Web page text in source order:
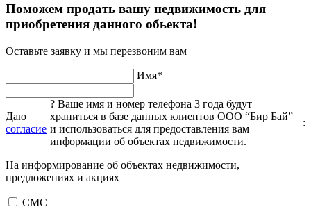
Поможем продать вашу недвижимость для
приобретения данного обьекта!
Оставьте заявку и мы перезвоним вам
Имя*
Даю
согласие
? Ваше имя и номер телефона 3 года будут
храниться в базе данных клиентов ООО “Бир Бай”
и использоваться для предоставления вам
информации об объектах недвижимости.
:
На информирование об объектах недвижимости,
предложениях и акциях
СМС